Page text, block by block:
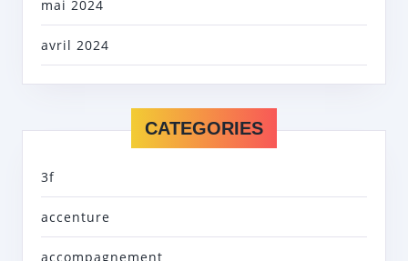
mai 2024
avril 2024
CATEGORIES
3f
accenture
accompagnement